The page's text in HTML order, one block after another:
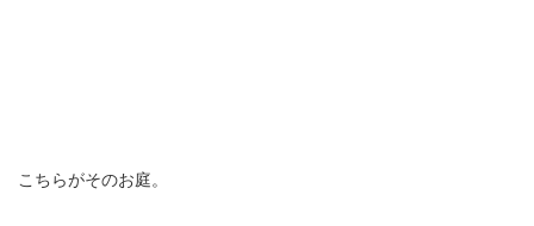
こちらがそのお庭。